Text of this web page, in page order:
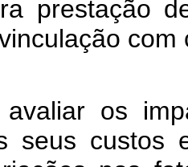
prestação
seus custos